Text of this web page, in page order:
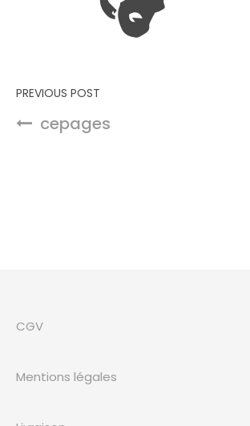
Navigation de
PREVIOUS POST
cepages
CGV
Mentions légales